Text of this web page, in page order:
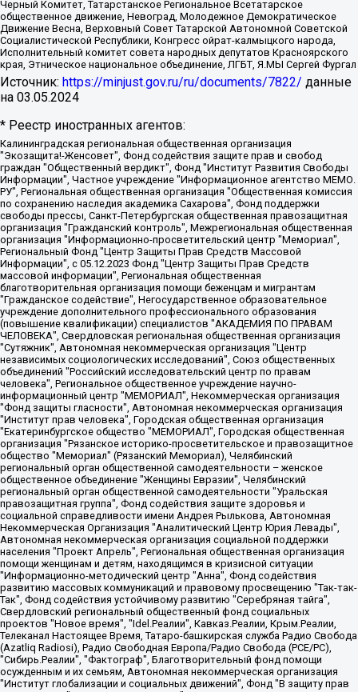
Черный Комитет, Татарстанское Региональное Всетатарское
общественное движение, Невоград, Молодежное Демократическое
Движение Весна, Верховный Совет Татарской Автономной Советской
Социалистической Республики, Конгресс ойрат-калмыцкого народа,
Исполнительный комитет совета народных депутатов Красноярского
края, Этническое национальное объединение, ЛГБТ, Я.МЫ Сергей Фургал
Источник: https://minjust.gov.ru/ru/documents/7822/ данные
на 03.05.2024
* Реестр иностранных агентов:
Калининградская региональная общественная организация "Экозащита!-Женсовет", Фонд содействия защите прав и свобод граждан "Общественный вердикт", Фонд "Институт Развития Свободы Информации", Частное учреждение "Информационное агентство МЕМО. РУ", Региональная общественная организация "Общественная комиссия по сохранению наследия академика Сахарова", Фонд поддержки свободы прессы, Санкт-Петербургская общественная правозащитная организация "Гражданский контроль", Межрегиональная общественная организация "Информационно-просветительский центр "Мемориал", Региональный Фонд "Центр Защиты Прав Средств Массовой Информации", с 05.12.2023 Фонд "Центр Защиты Прав Средств массовой информации", Региональная общественная благотворительная организация помощи беженцам и мигрантам "Гражданское содействие", Негосударственное образовательное учреждение дополнительного профессионального образования (повышение квалификации) специалистов "АКАДЕМИЯ ПО ПРАВАМ ЧЕЛОВЕКА", Свердловская региональная общественная организация "Сутяжник", Автономная некоммерческая организация "Центр независимых социологических исследований", Союз общественных объединений "Российский исследовательский центр по правам человека", Региональное общественное учреждение научно-информационный центр "МЕМОРИАЛ", Некоммерческая организация "Фонд защиты гласности", Автономная некоммерческая организация "Институт прав человека", Городская общественная организация "Екатеринбургское общество "МЕМОРИАЛ", Городская общественная организация "Рязанское историко-просветительское и правозащитное общество "Мемориал" (Рязанский Мемориал), Челябинский региональный орган общественной самодеятельности – женское общественное объединение "Женщины Евразии", Челябинский региональный орган общественной самодеятельности "Уральская правозащитная группа", Фонд содействия защите здоровья и социальной справедливости имени Андрея Рылькова, Автономная Некоммерческая Организация "Аналитический Центр Юрия Левады", Автономная некоммерческая организация социальной поддержки населения "Проект Апрель", Региональная общественная организация помощи женщинам и детям, находящимся в кризисной ситуации "Информационно-методический центр "Анна", Фонд содействия развитию массовых коммуникаций и правовому просвещению "Так-так-Так", Фонд содействия устойчивому развитию "Серебряная тайга", Свердловский региональный общественный фонд социальных проектов "Новое время", "Idel.Реалии", Кавказ.Реалии, Крым.Реалии, Телеканал Настоящее Время, Татаро-башкирская служба Радио Свобода (Azatliq Radiosi), Радио Свободная Европа/Радио Свобода (PCE/PC), "Сибирь.Реалии", "Фактограф", Благотворительный фонд помощи осужденным и их семьям, Автономная некоммерческая организация "Институт глобализации и социальных движений", Фонд "В защиту прав заключенных", Частное учреждение "Центр поддержки и содействия развитию средств массовой информации", Пензенский региональный общественный благотворительный фонд "Гражданский союз", "Север.Реалии", Некоммерческая организация Фонд "Правовая инициатива", Общество с ограниченной ответственностью "Радио Свободная Европа/Радио Свобода", Чешское информационное агентство "MEDIUM-ORIENT", Красноярская региональная общественная организация "Мы против СПИДа", Камалягин Денис Николаевич, Маркелов Сергей Евгеньевич, Пономарев Лев Александрович, Савицкая Людмила Алексеевна, Автономная некоммерческая организация "Центр по работе с проблемой насилия "НАСИЛИЮ.НЕТ", Межрегиональный профессиональный союз работников здравоохранения "Альянс врачей", Юридическое лицо, зарегистрированное в Латвийской Республике, SIA "Medusa Project" (регистрационный номер 40103797863, дата регистрации 10.06.2014), Некоммерческая организация "Фонд по борьбе с коррупцией", Автономная некоммерческая организация "Институт права и публичной политики", Баданин Роман Сергеевич, Гликин Максим Александрович, Железнова Мария Михайловна, Лукьянова Юлия Сергеевна, Маетная Елизавета Витальевна, Маняхин Петр Борисович, Чуракова Ольга Владимировна, Ярош Юлия Петровна, Юридическое лицо "The Insider SIA", зарегистрированное в Риге, Латвийская Республика (дата регистрации 26.06.2015), являющееся администратором доменного имени интернет-издания "The Insider SIA", https://theins.ru, Постернак Алексей Евгеньевич, Рубин Михаил Аркадьевич, Анин Роман Александрович, Юридическое лицо Istories fonds, зарегистрированное в Латвийской Республике (регистрационный номер 50008295751, дата регистрации 24.02.2020), Великовский Дмитрий Александрович, Долинина Ирина Николаевна, Мароховская Алеся Алексеевна, Шлейнов Роман Юрьевич, Шмагун Олеся Валентиновна, Общество с ограниченной ответственностью "Альтаир 2021", Общество с ограниченной ответственностью "Вега 2021", Общество с ограниченной ответственностью "Главный редактор 2021", Общество с ограниченной ответственностью "Ромашки монолит", Важенков Артем Валерьевич, Ивановская областная общественная организация "Центр гендерных исследований", Гурман Юрий Альбертович, Медиапроект "ОВД-Инфо", Егоров Владимир Владимирович, Жилинский Владимир Александрович, Общество с ограниченной ответственностью "ЗП", Иванова София Юрьевна, Карезина Инна Павловна, Кильтау Екатерина Викторовна, Петров Алексей Викторович, Пискунов Сергей Евгеньевич, Смирнов Сергей Сергеевич, Тихонов Михаил Сергеевич, Общество с ограниченной ответственностью "ЖУРНАЛИСТ-ИНОСТРАННЫЙ АГЕНТ", Арапова Галина Юрьевна, Вольтская Татьяна Анатольевна, Американская компания "Mason G.E.S. Anonymous Foundation" (США), являющаяся владельцем интернет-издания https://mnews.world/, Компания "Stichting Bellingcat", зарегистрированная в Нидерландах (дата регистрации 11.07.2018), Захаров Андрей Вячеславович, Клепиковская Екатерина Дмитриевна, Общество с ограниченной ответственностью "МЕМО", Перл Роман Александрович, Симонов Евгений Алексеевич, Соловьева Елена Анатольевна, Сотников Даниил Владимирович, Сурначева Елизавета Дмитриевна, Автономная некоммерческая организация по защите прав человека и информированию населения "Якутия – Наше Мнение", Общество с ограниченной ответственностью "Москоу диджитал медиа", с 26.01.2023 Общество с ограниченной ответственностью "Чайка Белые сады", Ветошкина Валерия Валерьевна, Заговора Максим Александрович, Межрегиональное общественное движение "Российская ЛГБТ - сеть", Оленичев Максим Владимирович, Павлов Иван Юрьевич, Скворцова Елена Сергеевна, Общество с ограниченной ответственностью "Как бы инагент", Кочетков Игорь Викторович, Общество с ограниченной ответственностью "Честные выборы", Еланчик Олег Александрович, Общество с ограниченной ответственностью "Нобелевский призыв", Гималова Регина Эмилевна, Григорьев Андрей Валерьевич, Григорьева Алина Александровна, Ассоциация по содействию защите прав призывников, альтернативнослужащих и военнослужащих "Правозащитная группа "Гражданин.Армия.Право", Хисамова Регина Фаритовна, Автономная некоммерческая организация по реализации социально-правовых программ "Лилит", Дальневосточное общественное движение "Маяк", Санкт-Петербургская ЛГБТ-инициативная группа "Выход", Инициативная группа ЛГБТ+ "Реверс", Алексеев Андрей Викторович, Бекбулатова Таисия Львовна, Беляев Иван Михайлович, Владыкина Елена Сергеевна, Гельман Марат Александрович, Никульшина Вероника Юрьевна, Толоконникова Надежда Андреевна, Шендерович Виктор Анатольевич, Общество с ограниченной ответственностью "Данное сообщение", Общество с ограниченной ответственностью Издательский дом "Новая глава", Айнбиндер Александра Александровна, Московский комьюнити-центр для ЛГБТ+инициатив, Благотворительный фонд развития филантропии, Deutsche Welle (Германия, Kurt-Schumacher-Strasse 3, 53113 Bonn), Борзунова Мария Михайловна, Воробьев Виктор Викторович, Голубева Анна Львовна, Константинова Алла Михайловна, Малкова Ирина Владимировна, Мурадов Мурад Абдулгалимович, Осетинская Елизавета Николаевна, Понасенков Евгений Николаевич, Ганапольский Матвей Юрьевич, Киселев Евгений Алексеевич, Борухович Ирина Григорьевна, Дремин Иван Тимофеевич, Дубровский Дмитрий Викторович, Красноярская региональная общественная организация поддержки и развития альтернативных образовательных технологий и межкультурных коммуникаций "ИНТЕРРА", Маяковская Екатерина Алексеевна, Фейгин Марк Захарович, Филимонов Андрей Викторович, Дзугкоева Регина Николаевна, Доброхотов Роман Александрович, Дудь Юрий Александрович, Елкин Сергей Владимирович, Кругликов Кирилл Игоревич, Сабунаева Мария Леонидовна, Семенов Алексей Владимирович, Шаинян Карен Багратович, Шульман Екатерина Михайловна, Асафьев Артур Валерьевич, Вахштайн Виктор Семенович, Венедиктов Алексей Алексеевич, Лушникова Екатерина Евгеньевна, Волков Леонид Михайлович, Невзоров Александр Глебович, Пархоменко Сергей Борисович, Сироткин Ярослав Николаевич, Кара-Мурза Владимир Владимирович, Баранова Наталья Владимировна, Гозман Леонид Яковлевич, Кагарлицкий Борис Юльевич, Климарев Михаил Валерьевич, Милов Владимир Станиславович, Автономная некоммерческая организация Краснодарский центр современного искусства "Типография", Моргенштерн Алишер Тагирович, Соболь Любовь Эдуардовна, Общество с ограниченной ответственностью "ЛИЗА НОРМ", Каспаров Гарри Кимович, Ходорковский Михаил Борисович, Общество с ограниченной ответственностью "Апрельские тезисы", Данилович Ирина Брониславовна, Кашин Олег Владимирович, Петров Николай Владимирович, Пивоваров Алексей Владимирович, Соколов Михаил Владимирович, Цветкова Юлия Владимировна, Чичваркин Евгений Александрович, Комитет против пыток/Команда против пыток, Общество с ограниченной ответственностью "Первый научный", Общество с ограниченной ответственностью "Вертолет и ко", Белоцерковская Вероника Борисовна, Кац Максим Евгеньевич, Лазарева Татьяна Юрьевна, Шаведдинов Руслан Табризович, Яшин Илья Валерьевич, Общество с ограниченной ответственностью "Иноагент ААВ", Алешковский Дмитрий Петрович, Альбац Евгения Марковна, Быков Дмитрий Львович, Галямина Юлия Евгеньевна, Лойко Сергей Леонидович, Мартынов Кирилл Константинович, Медведев Сергей Александрович, Крашенинников Федор Геннадиевич, Гордеева Катерина Вл